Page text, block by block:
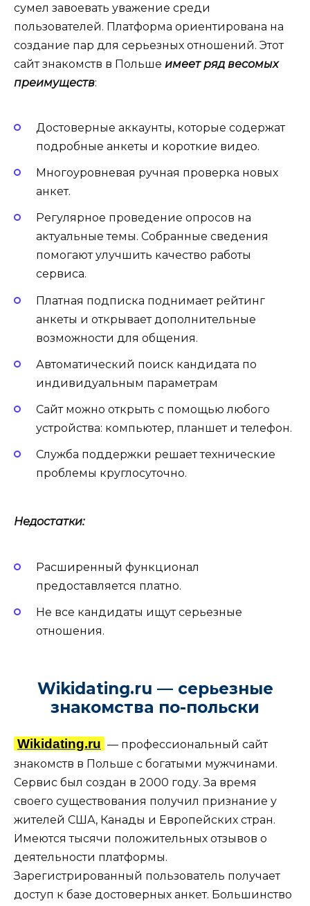
сумел завоевать уважение среди
пользователей. Платформа ориентирована на
создание пар для серьезных отношений. Этот
сайт знакомств в Польше имеет ряд весомых
преимуществ:
Достоверные аккаунты, которые содержат
подробные анкеты и короткие видео.
Многоуровневая ручная проверка новых
анкет.
Регулярное проведение опросов на
актуальные темы. Собранные сведения
помогают улучшить качество работы
сервиса.
Платная подписка поднимает рейтинг
анкеты и открывает дополнительные
возможности для общения.
Автоматический поиск кандидата по
индивидуальным параметрам
Сайт можно открыть с помощью любого
устройства: компьютер, планшет и телефон.
Служба поддержки решает технические
проблемы круглосуточно.
Недостатки:
Расширенный функционал
предоставляется платно.
Не все кандидаты ищут серьезные
отношения.
Wikidating.ru — серьезные
знакомства по-польски
Wikidating.ru — профессиональный сайт
знакомств в Польше с богатыми мужчинами.
Сервис был создан в 2000 году. За время
своего существования получил признание у
жителей США, Канады и Европейских стран.
Имеются тысячи положительных отзывов о
деятельности платформы.
Зарегистрированный пользователь получает
доступ к базе достоверных анкет. Большинство